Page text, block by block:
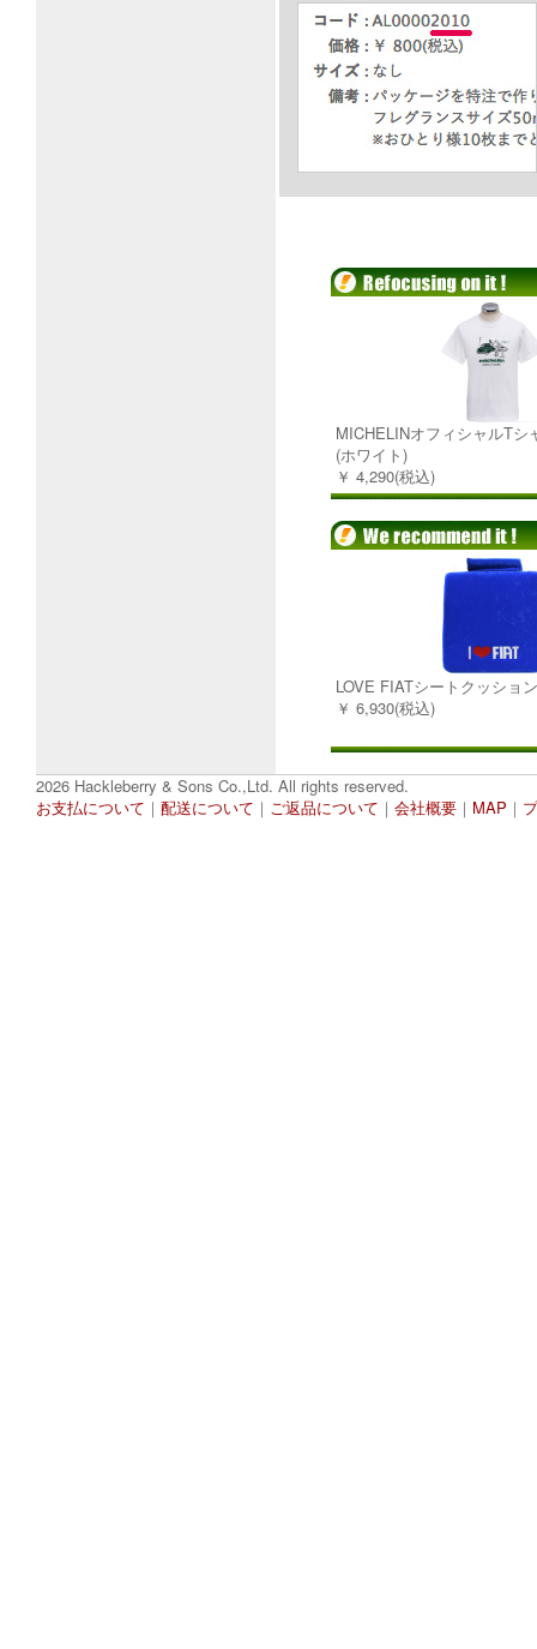
MICHELINオフィシャルTシ
(ホワイト)
￥ 4,290(税込)
LOVE FIATシートクッショ
￥ 6,930(税込)
2026 Hackleberry & Sons Co.,Ltd. All rights reserved.
お支払について ｜ 配送について ｜ ご返品について ｜ 会社概要 ｜ MAP ｜